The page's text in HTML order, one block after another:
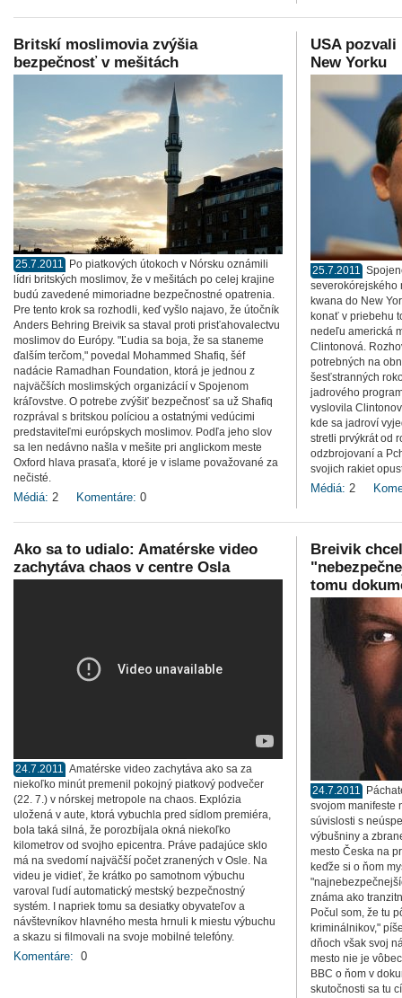
Britskí moslimovia zvýšia
bezpečnosť v mešitách
25.7.2011
Po piatkových útokoch v Nórsku oznámili
lídri britských moslimov, že v mešitách po celej krajine
budú zavedené mimoriadne bezpečnostné opatrenia.
Pre tento krok sa rozhodli, keď vyšlo najavo, že útočník
Anders Behring Breivik sa staval proti prisťahovalectvu
moslimov do Európy. "Ľudia sa boja, že sa staneme
ďalším terčom," povedal Mohammed Shafiq, šéf
nadácie Ramadhan Foundation, ktorá je jednou z
najväčších moslimských organizácií v Spojenom
kráľovstve. O potrebe zvýšiť bezpečnosť sa už Shafiq
rozprával s britskou políciou a ostatnými vedúcimi
predstaviteľmi európskych moslimov. Podľa jeho slov
sa len nedávno našla v mešite pri anglickom meste
Oxford hlava prasaťa, ktoré je v islame považované za
nečisté.
Médiá: 2 Komentáre: 0
USA
New Yorku
25.7.2011
severokórejského
kwana do New
konať v priebehu
nedeľu americká
Clintonová.
potrebných na
šesťstranných
jadrového
vyslovila
kde sa jadroví
stretli prvýkrát od
odzbrojovaní a
svojich rakiet
Médiá: 2
Ako sa to udialo: Amatérske video
zachytáva chaos v centre Osla
24.7.2011 Amatérske video zachytáva ako sa za
niekoľko minút premenil pokojný piatkový podvečer
(22. 7.) v nórskej metropole na chaos. Explózia
uložená v aute, ktorá vybuchla pred sídlom premiéra,
bola taká silná, že porozbíjala okná niekoľko
kilometrov od svojho epicentra. Práve padajúce sklo
má na svedomí najväčší počet zranených v Osle. Na
videu je vidieť, že krátko po samotnom výbuchu
varoval ľudí automatický mestský bezpečnostný
systém. I napriek tomu sa desiatky obyvateľov a
návštevníkov hlavného mesta hrnuli k miestu výbuchu
a skazu si filmovali na svoje mobilné telefóny.
Komentáre: 0
Breivik
tomu
24.7.2011
svojom manifeste
súvislosti s
výbušniny a
mesto Česka na
keďže si o ňom
známa ako
Počul som, že tu
kriminálnikov,"
dňoch však svoj
mesto nie je
BBC o ňom v
skutočnosti sa tu